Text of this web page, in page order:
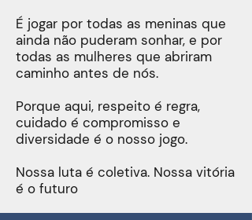
É jogar por todas as meninas que
ainda não puderam sonhar, e por
todas as mulheres que abriram
caminho antes de nós.
Porque aqui, respeito é regra,
cuidado é compromisso e
diversidade é o nosso jogo.
Nossa luta é coletiva. Nossa vitória
é o futuro